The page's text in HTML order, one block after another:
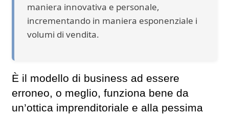
maniera innovativa e personale,
incrementando in maniera esponenziale i
volumi di vendita.
È il modello di business ad essere
erroneo, o meglio, funziona bene da
un’ottica imprenditoriale e alla pessima